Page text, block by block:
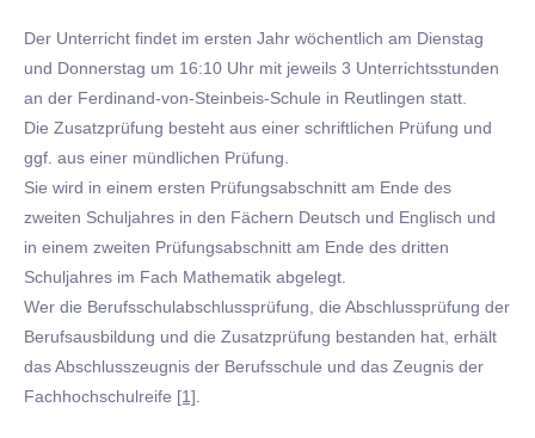
Der Unterricht findet im ersten Jahr wöchentlich am Dienstag
und Donnerstag um 16:10 Uhr mit jeweils 3 Unterrichtsstunden
an der Ferdinand-von-Steinbeis-Schule in Reutlingen statt.
Die Zusatzprüfung besteht aus einer schriftlichen Prüfung und
ggf. aus einer mündlichen Prüfung.
Sie wird in einem ersten Prüfungsabschnitt am Ende des
zweiten Schuljahres in den Fächern Deutsch und Englisch und
in einem zweiten Prüfungsabschnitt am Ende des dritten
Schuljahres im Fach Mathematik abgelegt.
Wer die Berufsschulabschlussprüfung, die Abschlussprüfung der
Berufsausbildung und die Zusatzprüfung bestanden hat, erhält
das Abschlusszeugnis der Berufsschule und das Zeugnis der
Fachhochschulreife [1]